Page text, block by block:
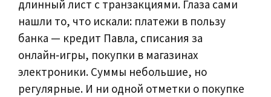
длинный лист с транзакциями. Глаза сами
нашли то, что искали: платежи в пользу
банка — кредит Павла, списания за
онлайн‑игры, покупки в магазинах
электроники. Суммы небольшие, но
регулярные. И ни одной отметки о покупке